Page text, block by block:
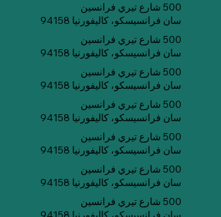
500 شارع تيري فرانسين
سان فرانسيسكو، كاليفورنيا 94158
500 شارع تيري فرانسين
سان فرانسيسكو، كاليفورنيا 94158
500 شارع تيري فرانسين
سان فرانسيسكو، كاليفورنيا 94158
500 شارع تيري فرانسين
سان فرانسيسكو، كاليفورنيا 94158
500 شارع تيري فرانسين
سان فرانسيسكو، كاليفورنيا 94158
500 شارع تيري فرانسين
سان فرانسيسكو، كاليفورنيا 94158
500 شارع تيري فرانسين